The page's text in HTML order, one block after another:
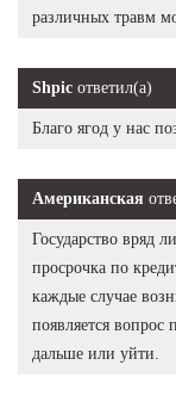
различных травм
Shpic ответил(а)
Благо ягод у нас
Американская
Государство вряд
просрочка по
каждые случае
появляется вопрос
дальше или уйти.